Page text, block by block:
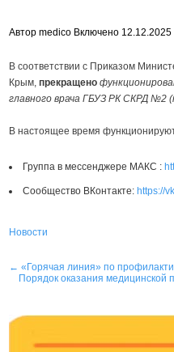
Автор medico Включено 12.12.2025
В соответствии с Приказом
Крым,прекращено
главного врача ГБУЗ РК СКРД №2
В настоящее время
Группа в мессенджере MAКС :
Сообщество ВКонтакте: https://
Новости
Навигация
записям
← «Горячая линия» по
Порядок оказания